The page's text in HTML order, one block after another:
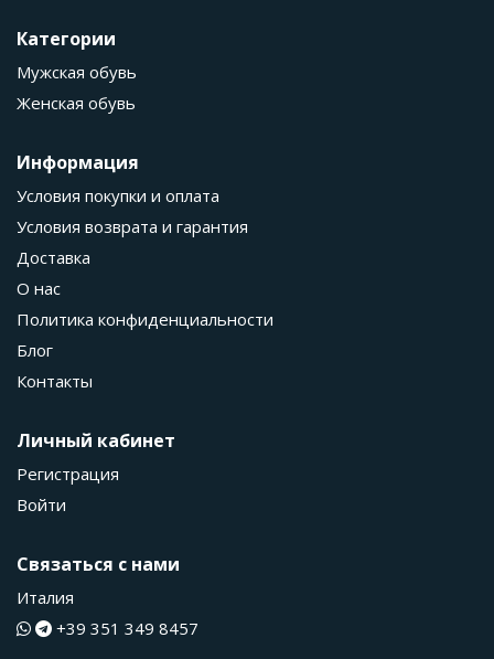
Категории
Мужская обувь
Женская обувь
Информация
Условия покупки и оплата
Условия возврата и гарантия
Доставка
О нас
Политика конфиденциальности
Блог
Контакты
Личный кабинет
Регистрация
Войти
Связаться с нами
Италия
+39 351 349 8457